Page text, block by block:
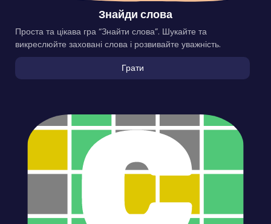
Знайди слова
Проста та цікава гра “Знайти слова”. Шукайте та
викреслюйте заховані слова і розвивайте уважність.
Грати